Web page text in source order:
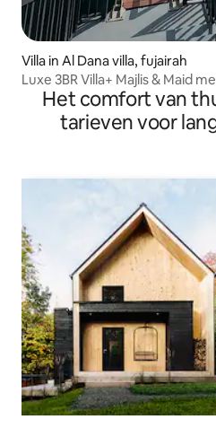
Villa in Al Dana villa, fujairah
Luxe 3BR Villa+ Majlis & Maid
Het comfort van
tarieven voor